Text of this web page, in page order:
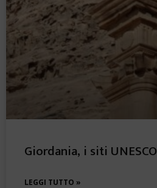
Giordania, i siti UNESCO
LEGGI TUTTO »